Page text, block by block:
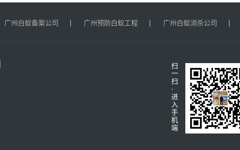
广州白蚁备案公司 广州预防白蚁工程 广州白蚁消杀公司
扫
一
扫
·
进
入
手
机
端